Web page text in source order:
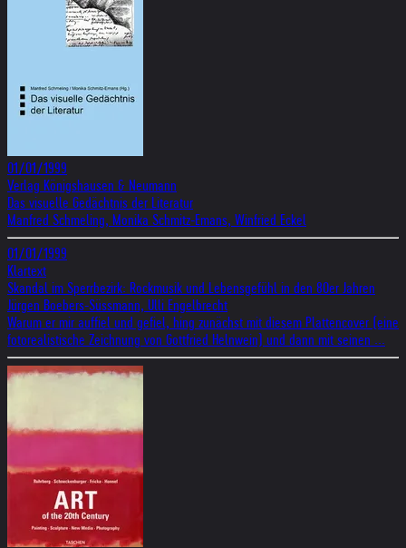
01/01/1999
Verlag Königshausen & Neumann
Das visuelle Gedächtnis der Literatur
Manfred Schmeling, Monika Schmitz-Emans, Winfried Eckel
01/01/1999
Klartext
Skandal im Sperrbezirk: Rockmusik und Lebensgefühl in den 80er Jahren‎
Jürgen Boebers-Süssmann, Ulli Engelbrecht
Warum er mir auffiel und gefiel, hing zunächst mit diesem Plattencover (eine
fotorealistische Zeichnung von Gottfried Helnwein) und dann mit seinen ...